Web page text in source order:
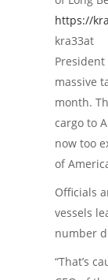
https://
kra33at
massive
month.
cargo to
now too
of
Officials
vessels
number
“That’s